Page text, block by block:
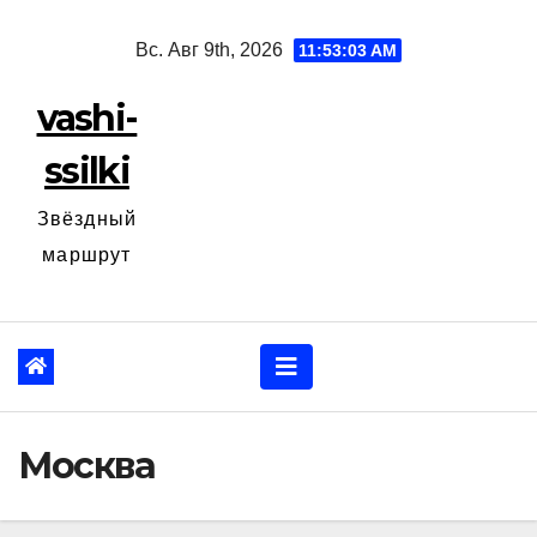
Вс. Авг 9th, 2026 11:53:04 AM
vashi-
ssilki
Звёздный
маршрут
Москва